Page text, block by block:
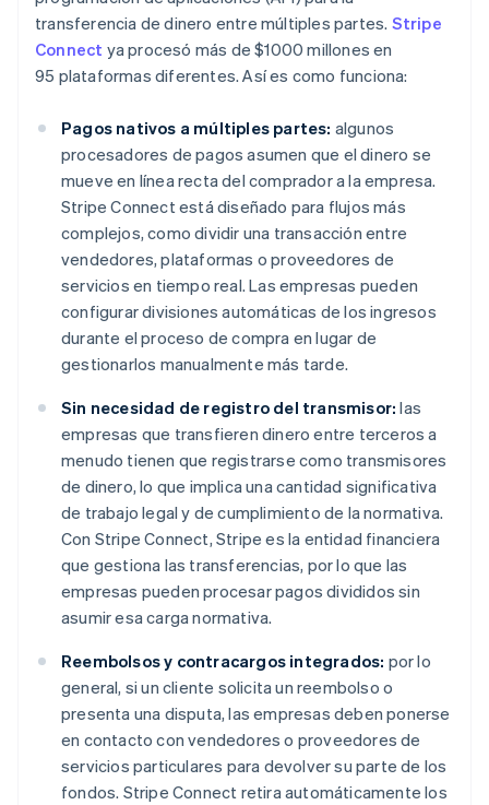
transferencia de dinero entre múltiples partes. Stripe
Connect ya procesó más de $1000 millones en
95 plataformas diferentes. Así es como funciona:
Pagos nativos a múltiples partes: algunos
procesadores de pagos asumen que el dinero se
mueve en línea recta del comprador a la empresa.
Stripe Connect está diseñado para flujos más
complejos, como dividir una transacción entre
vendedores, plataformas o proveedores de
servicios en tiempo real. Las empresas pueden
configurar divisiones automáticas de los ingresos
durante el proceso de compra en lugar de
gestionarlos manualmente más tarde.
Sin necesidad de registro del transmisor: las
empresas que transfieren dinero entre terceros a
menudo tienen que registrarse como transmisores
de dinero, lo que implica una cantidad significativa
de trabajo legal y de cumplimiento de la normativa.
Con Stripe Connect, Stripe es la entidad financiera
que gestiona las transferencias, por lo que las
empresas pueden procesar pagos divididos sin
asumir esa carga normativa.
Reembolsos y contracargos integrados: por lo
general, si un cliente solicita un reembolso o
presenta una disputa, las empresas deben ponerse
en contacto con vendedores o proveedores de
servicios particulares para devolver su parte de los
fondos. Stripe Connect retira automáticamente los